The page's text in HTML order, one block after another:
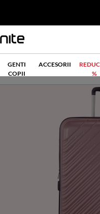
GENTI
COPII
ACCESORII
%